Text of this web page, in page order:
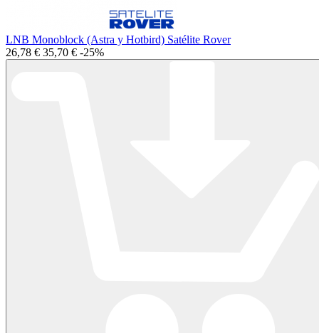
LNB Monoblock (Astra y Hotbird) Satélite Rover
26,78 € 35,70 € -25%